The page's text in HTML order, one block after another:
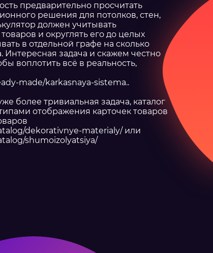
предварительно просчитать
решения для потолков, стен,
должен учитывать
и округлять его до целых
в отдельной графе на сколько
Интересная задача и скажем честно
воплотить всё в реальность,
made/karkasnaya-sistema..
более тривиальная задача, каталог
отображения карточек товаров
dekorativnye-materialy/или
shumoizolyatsiya/